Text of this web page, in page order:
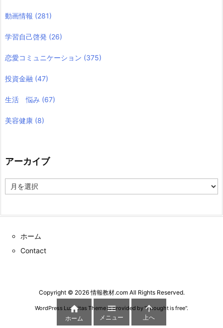
動画情報 (281)
学習自己啓発 (26)
恋愛コミュニケーション (375)
投資金融 (47)
生活 悩み (67)
美容健康 (8)
アーカイブ
ー
ホーム
Contact
Copyright © 2026 情報教材.comAll Rights Reserved.
WordPress Luxeritas Theme is provided by "Thought is free".

ホーム

メニュー

上へ